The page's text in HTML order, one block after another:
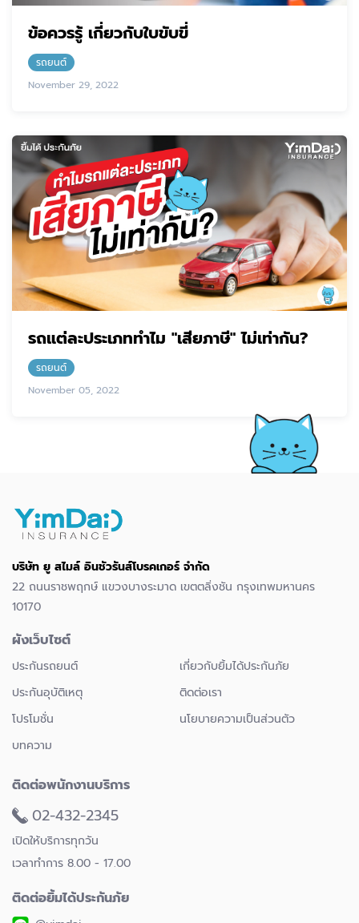
ข้อควรรู้ เกี่ยวกับใบขับขี่
รถยนต์
November 29, 2022
รถแต่ละประเภททำไม "เสียภาษี" ไม่เท่ากัน?
รถยนต์
November 05, 2022
บริษัท ยู สไมล์ อินชัวรันส์โบรคเกอร์ จำกัด
22 ถนนราชพฤกษ์ แขวงบางระมาด เขตตลิ่งชัน กรุงเทพมหานคร
10170
ผังเว็บไซต์
ประกันรถยนต์
เกี่ยวกับยิ้มได้ประกันภัย
ประกันอุบัติเหตุ
ติดต่อเรา
โปรโมชั่น
นโยบายความเป็นส่วนตัว
บทความ
ติดต่อพนักงานบริการ
02-432-2345
เปิดให้บริการทุกวัน
เวลาทำการ 8.00 - 17.00
ติดต่อยิ้มได้ประกันภัย